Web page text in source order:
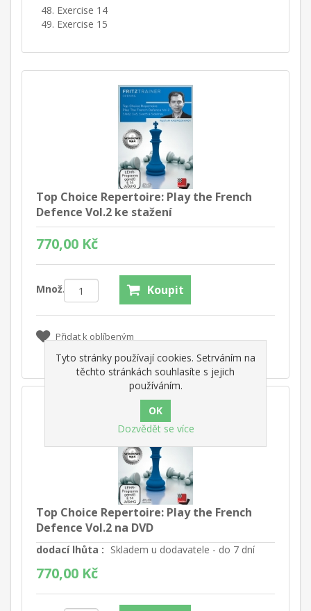
Exercise 14
Exercise 15
Top Choice Repertoire: Play the French
Defence Vol.2 ke stažení
770,00 Kč
Množ.: Koupit
Přidat k oblíbeným
Top Choice Repertoire: Play the French
Defence Vol.2 na DVD
dodací lhůta : Skladem u dodavatele - do 7 dní
770,00 Kč
Tyto stránky používají cookies. Setrváním na
těchto stránkách souhlasíte s jejich
používáním.
Dozvědět se více